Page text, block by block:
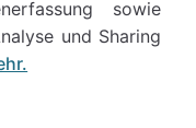
sowie
und Sharing